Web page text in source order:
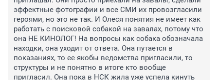
эффектные фотографии и все СМИ их провозгласили
героями, но это не так. И Олеся понятия не имеет как
работать с поисковой собакой на завалах, потому что
она НЕ КИНОЛОГ! На вопросы как собака обозначала
находки, она уходит от ответа. Она путается в
показаниях, то ее якобы ведомства пригласили, то
структуры и не понятно в итоге кто вообще
пригласил. Она пока в НСК жила уже успела кинуть